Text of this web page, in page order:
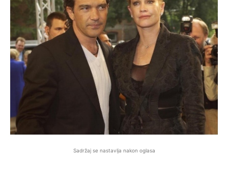
Sadržaj se nastavlja nakon oglasa